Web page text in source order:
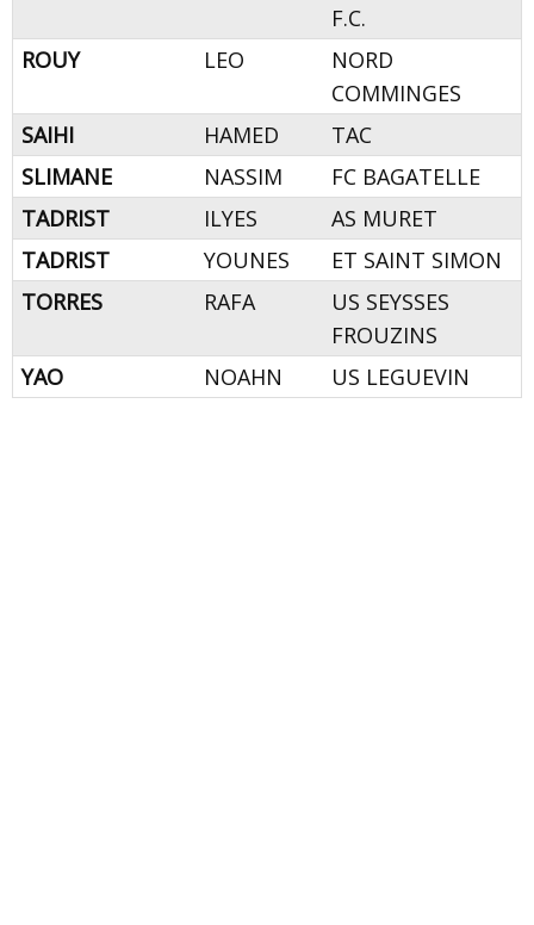
F.C.
ROUY
LEO
NORD
COMMINGES
SAIHI
HAMED
TAC
SLIMANE
NASSIM
FC BAGATELLE
TADRIST
ILYES
AS MURET
TADRIST
YOUNES
ET SAINT SIMON
TORRES
RAFA
US SEYSSES
FROUZINS
YAO
NOAHN US LEGUEVIN